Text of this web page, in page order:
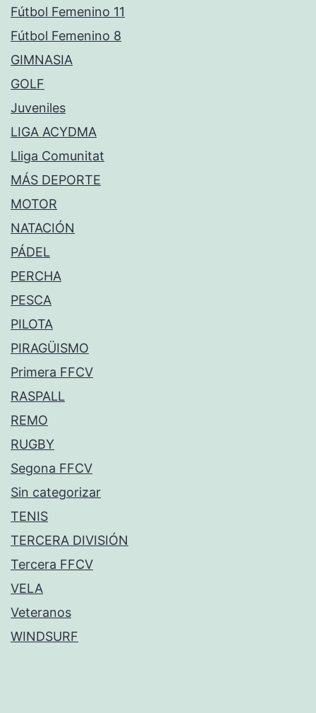
Fútbol Femenino 11
Fútbol Femenino 8
GIMNASIA
GOLF
Juveniles
LIGA ACYDMA
Lliga Comunitat
MÁS DEPORTE
MOTOR
NATACIÓN
PÁDEL
PERCHA
PESCA
PILOTA
PIRAGÜISMO
Primera FFCV
RASPALL
REMO
RUGBY
Segona FFCV
Sin categorizar
TENIS
TERCERA DIVISIÓN
Tercera FFCV
VELA
Veteranos
WINDSURF